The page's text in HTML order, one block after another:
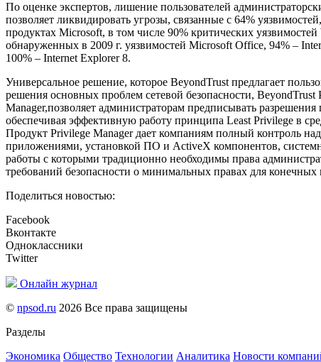
По оценке экспертов, лишение пользователей
позволяет ликвидировать угрозы, связанные с 64%
продуктах Microsoft, в том числе 90% критических
обнаруженных в 2009 г. уязвимостей Microsoft Office, 94% –
100% – Internet Explorer 8.
Универсальное решение, которое BeyondTrust предлагает
решения основных проблем сетевой безопасности, BeyondTrust
Manager,позволяет администраторам предписывать
обеспечивая эффективную работу принципа Least Privilege в
Продукт Privilege Manager дает компаниям полный контроль
приложениями, установкой ПО и ActiveX компонентов,
работы с которыми традиционно необходимы права
требований безопасности о минимальных правах для конечных
Поделиться новостью:
Facebook
Вконтакте
Одноклассники
Twitter
Онлайн журнал
© npsod.ru 2026 Все права защищены
Разделы
Экономика Общество Технологии Аналитика Новости